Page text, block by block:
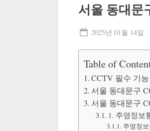
서울 동대문
Posted
2025년 01월 14일
Table of
CCTV 필수 기능
서울 동대문구
서울 동대문구
1. 주영정보
주영정